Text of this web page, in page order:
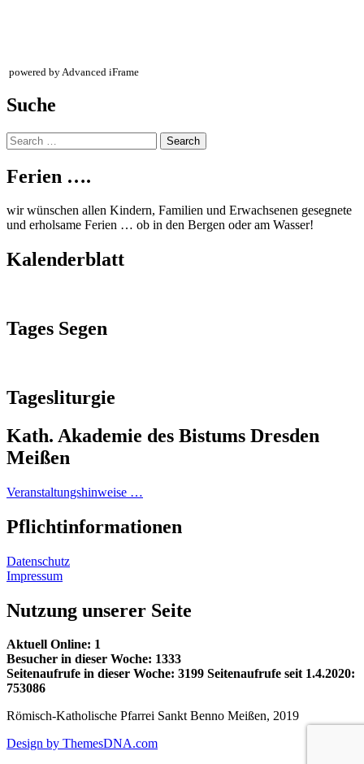
powered by Advanced iFrame
Suche
Search
for:
Ferien ….
wir wünschen allen Kindern, Familien und Erwachsenen gesegnete
und erholsame Ferien … ob in den Bergen oder am Wasser!
Kalenderblatt
Tages Segen
Tagesliturgie
Kath. Akademie des Bistums Dresden
Meißen
Veranstaltungshinweise …
Pflichtinformationen
Datenschutz
Impressum
Nutzung unserer Seite
Aktuell Online: 1
Besucher in dieser Woche: 1333
Seitenaufrufe in dieser Woche: 3199 Seitenaufrufe seit 1.4.2020:
753086
Römisch-Katholische Pfarrei Sankt Benno Meißen, 2019
Design by ThemesDNA.com